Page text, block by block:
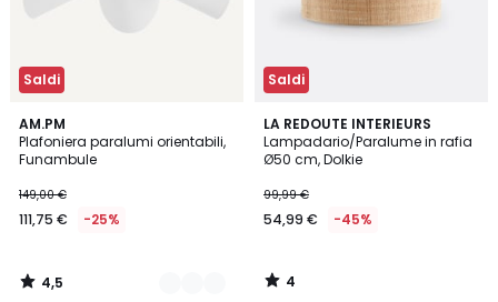
Saldi
AM.PM
Plafoniera paralumi orientabili,
Funambule
€
Invece
149,00
€
149,00 €
111,75 € -25%
4,5
/ 5
2
Colori
4,5
/
Saldi
LA REDOUTE INTERIEURS
Lampadario/Paralume in rafia
Ø50 cm, Dolkie
99,99 €
54,99 € -45%
4
/
5
4
/